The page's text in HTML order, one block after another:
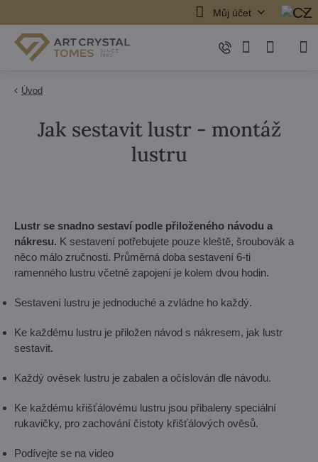
Můj účet
Úvod
Jak sestavit lustr - montáž
lustru
Lustr se snadno sestaví podle přiloženého návodu a
nákresu. K sestavení potřebujete pouze kleště, šroubovák a
něco málo zručnosti. Průměrná doba sestavení 6-ti
ramenného lustru včetně zapojení je kolem dvou hodin.
Sestavení lustru je jednoduché a zvládne ho každý.
Ke každému lustru je přiložen návod s nákresem, jak lustr
sestavit.
Každý ověsek lustru je zabalen a očíslován dle návodu.
Ke každému křišťálovému lustru jsou přibaleny speciální
rukavičky, pro zachování čistoty křišťálových ověsů.
Podívejte se na video